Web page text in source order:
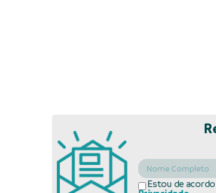
Estou de